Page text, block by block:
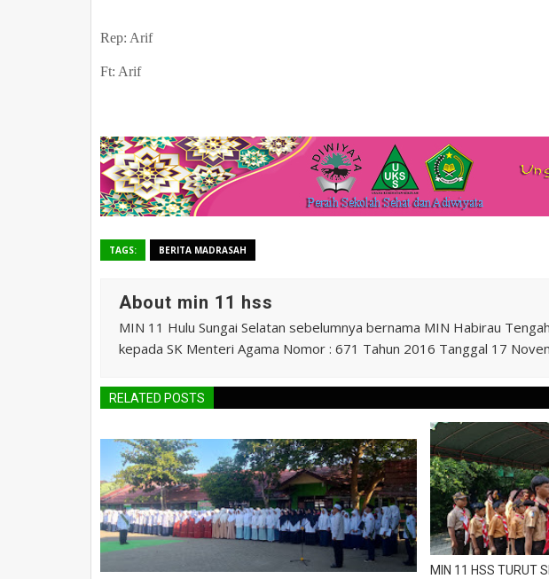
Rep: Arif
Ft: Arif
TAGS: BERITA MADRASAH
About min 11 hss
MIN 11 Hulu Sungai Selatan sebelumnya bernama MIN Habirau
kepada SK Menteri Agama Nomor : 671 Tahun 2016 Tanggal 17
RELATED POSTS
MIN 11 HSS TURUT